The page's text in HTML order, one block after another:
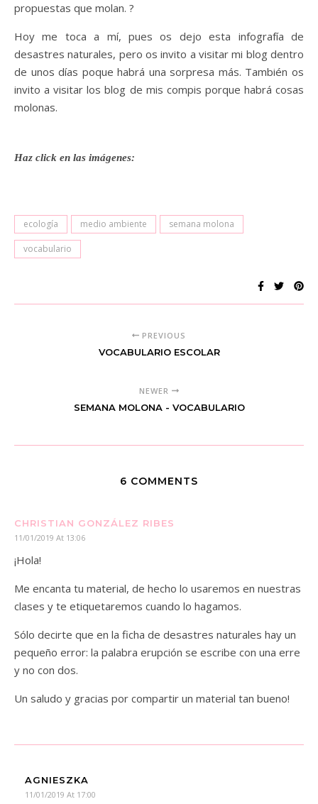
propuestas que molan. ?
Hoy me toca a mí, pues os dejo esta infografía de
desastres naturales, pero os invito a visitar mi blog dentro
de unos días poque habrá una sorpresa más. También os
invito a visitar los blog de mis compis porque habrá cosas
molonas.
Haz click en las imágenes:
ecología medio ambiente semana molona
vocabulario
PREVIOUS
VOCABULARIO ESCOLAR
NEWER
SEMANA MOLONA - VOCABULARIO
6 COMMENTS
CHRISTIAN GONZÁLEZ RIBES
11/01/2019 At 13:06
¡Hola!
Me encanta tu material, de hecho lo usaremos en nuestras
clases y te etiquetaremos cuando lo hagamos.
Sólo decirte que en la ficha de desastres naturales hay un
pequeño error: la palabra erupción se escribe con una erre
y no con dos.
Un saludo y gracias por compartir un material tan bueno!
AGNIESZKA
11/01/2019 At 17:00